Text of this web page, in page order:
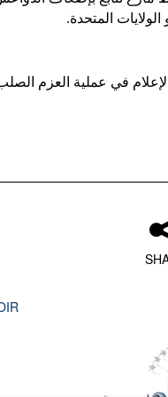
المتحدة.
في عملية العزم